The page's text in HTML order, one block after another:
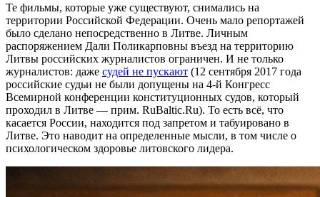
Те фильмы, которые уже существуют, снимались на
территории Российской Федерации. Очень мало репортажей
было сделано непосредственно в Литве. Личным
распоряжением Дали Поликарповны въезд на территорию
Литвы российских журналистов ограничен. И не только
журналистов: даже судей не пускают (12 сентября 2017 года
российские судьи не были допущены на 4‑й Конгресс
Всемирной конференции конституционных судов, который
проходил в Литве — прим. RuBaltic.Ru). То есть всё, что
касается России, находится под запретом и табуировано в
Литве. Это наводит на определенные мысли, в том числе о
психологическом здоровье литовского лидера.